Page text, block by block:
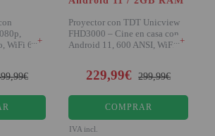
WiFi 6 y+
Proyector con TDT Unicview
FHD3000 – Cine en casa con
Android 11, 600 ANSI, WiFi, +
229,99€ 299,99€
COMPRAR
IVA incl.